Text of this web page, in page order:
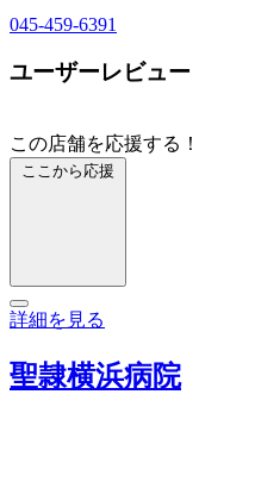
045-459-6391
ユーザーレビュー
この店舗を応援する！
ここから応援
詳細を見る
聖隷横浜病院